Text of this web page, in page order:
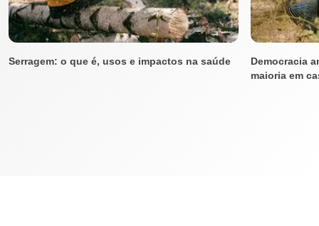
Serragem: o que é, usos e impactos na saúde
Democracia
maioria em